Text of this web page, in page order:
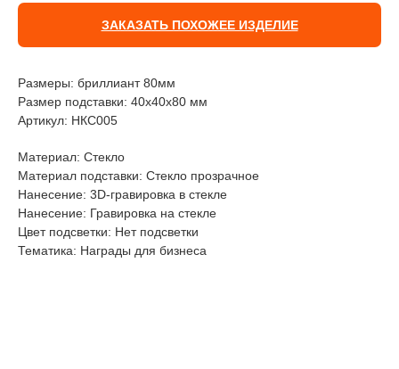
ЗАКАЗАТЬ ПОХОЖЕЕ ИЗДЕЛИЕ
Размеры: бриллиант 80мм
Размер подставки: 40х40х80 мм
Артикул: НКС005
Материал: Стекло
Материал подставки: Стекло прозрачное
Нанесение: 3D-гравировка в стекле
Нанесение: Гравировка на стекле
Цвет подсветки: Нет подсветки
Тематика: Награды для бизнеса